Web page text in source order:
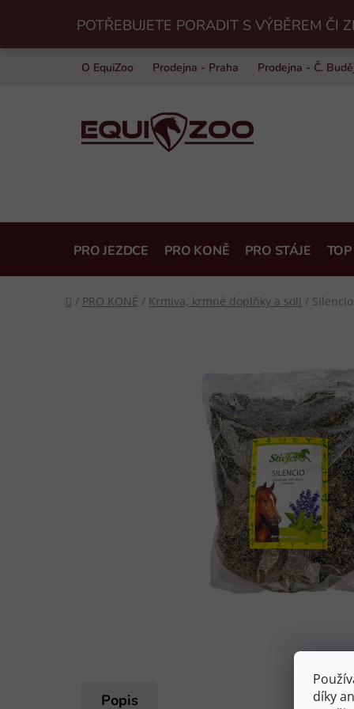
díky
obsah
POTŘEBUJETE PORADIT S VÝBĚREM ČI
O EquiZoo Prodejna - Praha Prodejna - Č.
PRO JEZDCE PRO KONĚ PRO STÁJE
Domů
/ PRO KONĚ / Krmiva, krmné doplňky a soli /
Popis